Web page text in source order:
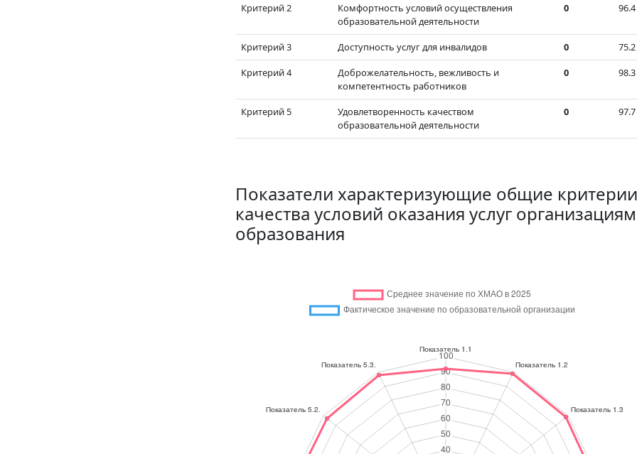
Критерий 2
Комфортность условий осуществления
образовательной деятельности
0 96.4
Критерий 3 Доступность услуг для инвалидов 0 75.2
Критерий 4
Доброжелательность, вежливость и
компетентность работников
0 98.3
Критерий 5
Удовлетворенность качеством
образовательной деятельности
0 97.7
Показатели характеризующие общие
качества условий оказания услуг
образования